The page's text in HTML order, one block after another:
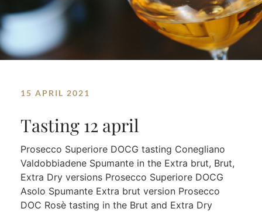
15 APRIL 2021
Tasting 12 april
Prosecco Superiore DOCG tasting Conegliano
Valdobbiadene Spumante in the Extra brut, Brut,
Extra Dry versions Prosecco Superiore DOCG
Asolo Spumante Extra brut version Prosecco
DOC Rosè tasting in the Brut and Extra Dry